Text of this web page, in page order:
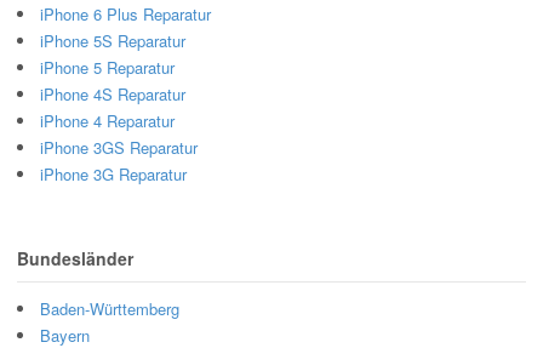
iPhone 6 Plus Reparatur
iPhone 5S Reparatur
iPhone 5 Reparatur
iPhone 4S Reparatur
iPhone 4 Reparatur
iPhone 3GS Reparatur
iPhone 3G Reparatur
Bundesländer
Baden-Württemberg
Bayern